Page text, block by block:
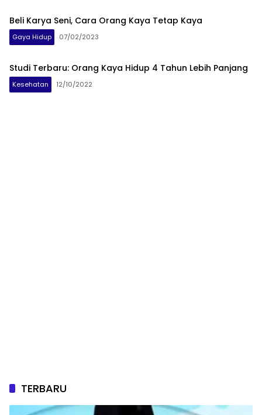
Beli Karya Seni, Cara Orang Kaya Tetap Kaya
Gaya Hidup 07/02/2023
Studi Terbaru: Orang Kaya Hidup 4 Tahun Lebih Panjang
Kesehatan 12/10/2022
TERBARU